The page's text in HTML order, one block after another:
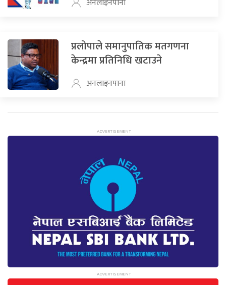
प्रलोपाले समानुपातिक मतगणना
केन्द्रमा प्रतिनिधि खटाउने
अनलाइनपाना